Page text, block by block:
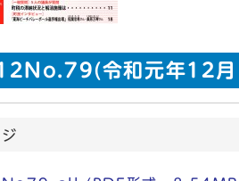
令和元年12月